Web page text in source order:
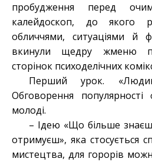
пробудження перед
калейдоскоп, до якого
обличчями, ситуаціями й
вкинули щедру жменю
сторінок психоделічних
Перший урок.
Обговорення популярності
молоді.
– Ідею «Що більше
отримуєш», яка стосується
мистецтва, для горорів